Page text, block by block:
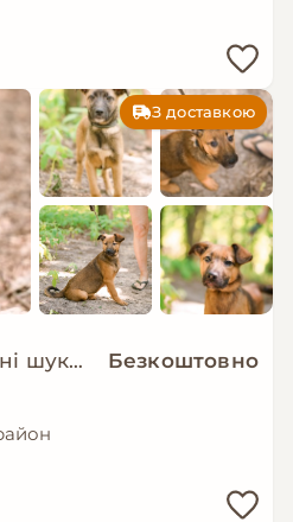
З доставкою
Неймовірні гарнюні шукають дім! Безкоштовно